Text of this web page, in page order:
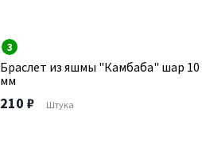
3
Браслет из яшмы "Камбаба" шар 10
мм
210 ₽ Штука